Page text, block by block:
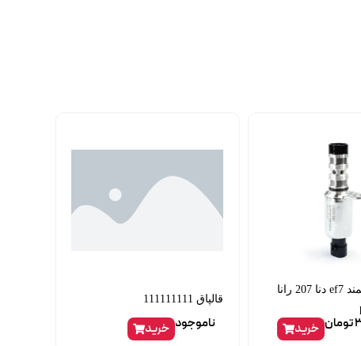
شیر cvvt سمند ef7 دنا 207 رانا
تومان خرید
قالپاق 111111111
ناموجود خرید